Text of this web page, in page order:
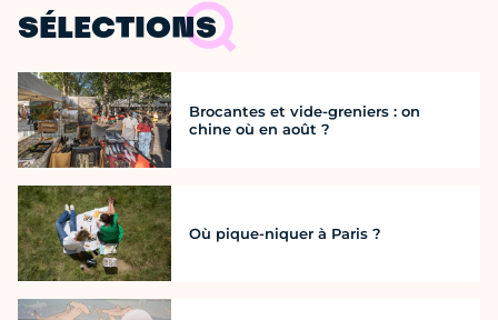
SÉLECTIONS
Brocantes et vide-greniers : on
chine où en août ?
Où pique-niquer à Paris ?